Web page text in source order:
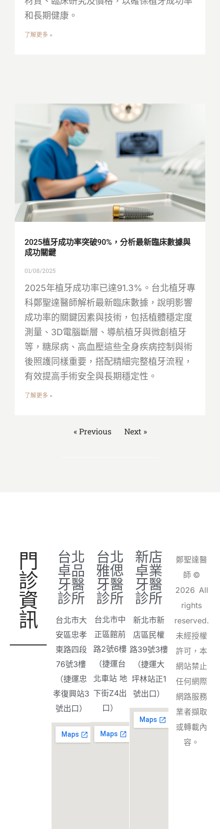
和長期健康。
了解更多 »
2025植牙成功率突破90%，分析最新臨床數據與
成功關鍵
01/08/2025
2025年植牙成功率已達91.3%。台北植牙專
科鄭聖達醫師解析最新臨床數據，說明影響
成功率的關鍵因素與技術，包括植體穩定度
測量、3D電腦斷層、導航植牙與微創植牙
等，糖尿病、高血壓這些全身疾病控制與術
後照護同樣重要，搭配精細完整植牙流程，
有效提高手術安全與長期穩定性。
了解更多 »
« Previous Next »
門
診
資
訊
台北
卓品
牙醫
診所
台北市大
安區忠孝
東路四段
76號3樓
（捷運忠
孝復興站3
號出口）
台北
雅偲
牙醫
診所
台北市中
正區館前
路2號6樓
（捷運台
北車站 地
下街Z4出
口）
新店
卓業
牙醫
診所
新北市新
店區民權
路39號3樓
（捷運大
坪林站正1
號出口）
鄭聖達醫
師 ©
2026 All
rights
reserved.
未經授權
許可，本
網站禁止
任何網際
網路服務
業者擷取
或轉載內
容。